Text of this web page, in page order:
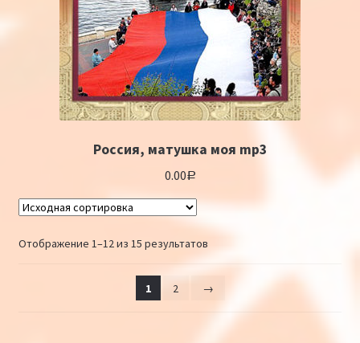
Россия, матушка моя mp3
0.00Р
Отображение 1–12 из 15 результатов
1 2 →